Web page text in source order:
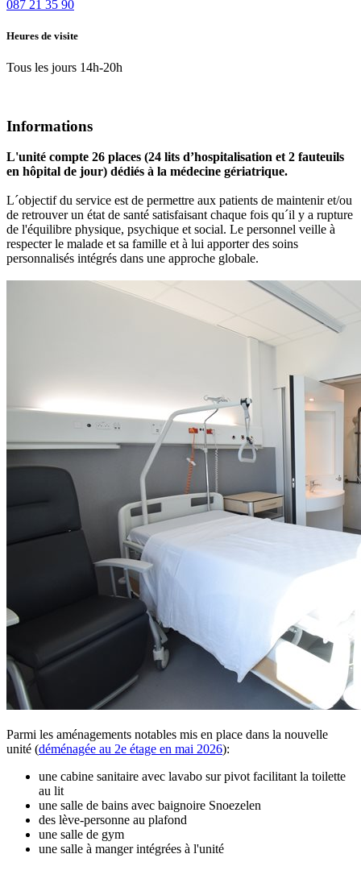
087 21 35 90
Heures de visite
Tous les jours 14h-20h
Informations
L'unité compte 26 places (24 lits d’hospitalisation et 2 fauteuils
en hôpital de jour) dédiés à la médecine gériatrique.
L´objectif du service est de permettre aux patients de maintenir et/ou
de retrouver un état de santé satisfaisant chaque fois qu´il y a rupture
de l'équilibre physique, psychique et social. Le personnel veille à
respecter le malade et sa famille et à lui apporter des soins
personnalisés intégrés dans une approche globale.
Parmi les aménagements notables mis en place dans la nouvelle
unité (déménagée au 2e étage en mai 2026):
une cabine sanitaire avec lavabo sur pivot facilitant la toilette
au lit
une salle de bains avec baignoire Snoezelen
des lève-personne au plafond
une salle de gym
une salle à manger intégrées à l'unité